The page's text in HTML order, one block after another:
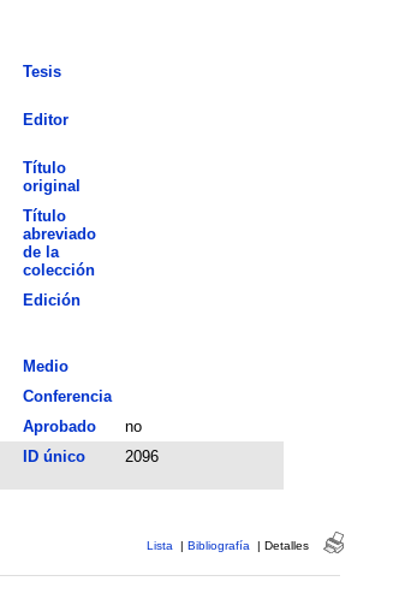
Tesis
Editor
Título
original
Título
abreviado
de la
colección
Edición
Medio
Conferencia
Aprobado
no
ID único 2096
Lista | Bibliografía | Detalles